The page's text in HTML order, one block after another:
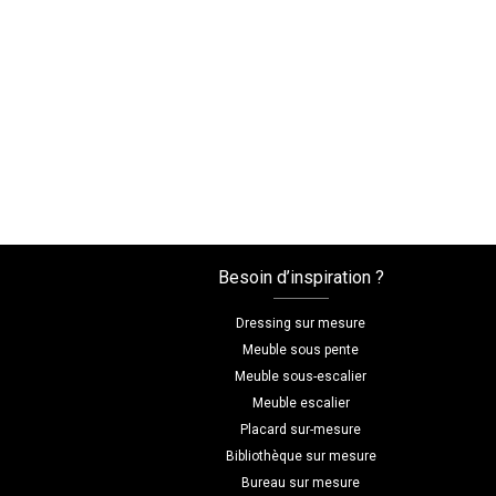
Besoin d’inspiration ?
Dressing sur mesure
Meuble sous pente
Meuble sous-escalier
Meuble escalier
Placard sur-mesure
Bibliothèque sur mesure
Bureau sur mesure